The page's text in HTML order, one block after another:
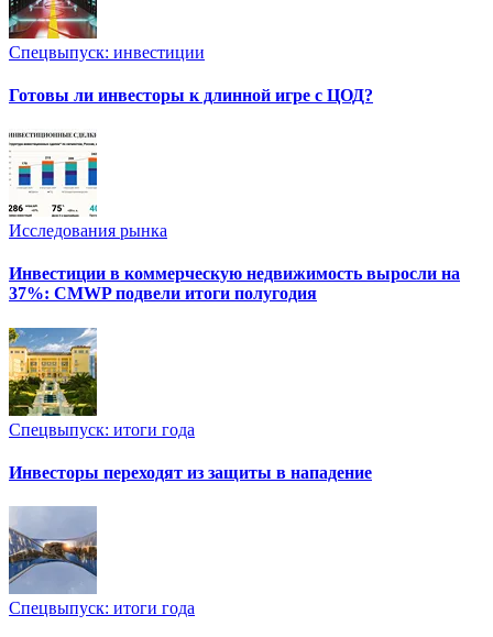
Спецвыпуск: инвестиции
Готовы ли инвесторы к длинной игре с ЦОД?
Исследования рынка
Инвестиции в коммерческую недвижимость выросли на
37%: CMWP подвели итоги полугодия
Спецвыпуск: итоги года
Инвесторы переходят из защиты в нападение
Спецвыпуск: итоги года